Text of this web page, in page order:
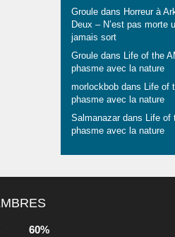
Grouledans Horreur à
Deux – N’est pas morte
jamais sort
Grouledans Life of the
phasme avec la nature
morlockbobdans Life of
phasme avec la nature
Salmanazardans Life of
phasme avec la nature
60%